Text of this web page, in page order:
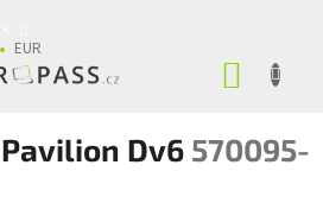
EUR
Pavilion Dv6 570095-